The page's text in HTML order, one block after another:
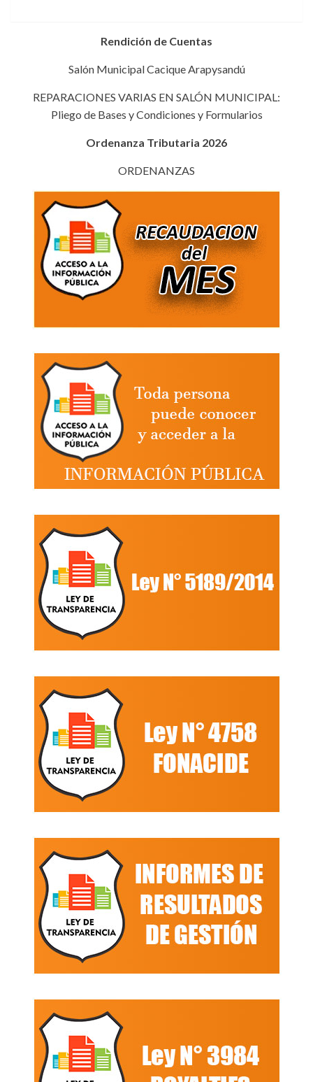
Rendición de Cuentas
Salón Municipal Cacique Arapysandú
REPARACIONES VARIAS EN SALÓN MUNICIPAL:
Pliego de Bases y Condiciones y Formularios
Ordenanza Tributaria 2026
ORDENANZAS